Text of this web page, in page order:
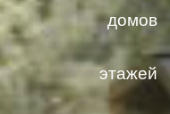
домов
этажей